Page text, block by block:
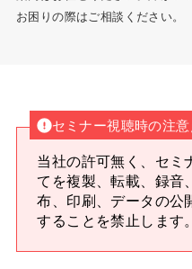
お困りの際はご相談ください。
セミナー視聴時の注意
当社の許可無く、セミ
てを複製、転載、録音
布、印刷、データの公
することを禁止します。